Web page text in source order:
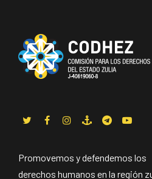
Promovemos y defendemos los
derechos humanos en la región